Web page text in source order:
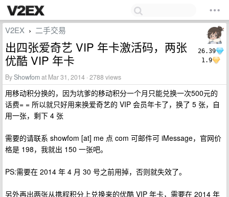
26.39
1.9
V2EX › 二手交易
出四张爱奇艺 VIP 年卡激活码，两张
优酷 VIP 年卡
ByShowfomat Mar 31, 2014 · 2788 views
用移动积分换的，因为坑爹的移动积分一个月只能兑换一次500元的
话费= = 所以就只好用来换爱奇艺的 VIP 会员年卡了，换了 5 张，自
用一张，剩下 4 张
需要的请联系 showfom [at] me 点 com 可邮件可 iMessage，官网价
格是 198，我就出 150 一张吧。
PS:需要在 2014 年 4 月 30 号之前用掉，否则就失效了。
另外再出两张从携程积分上兑换来的优酷 VIP 年卡，需要在 2014 年